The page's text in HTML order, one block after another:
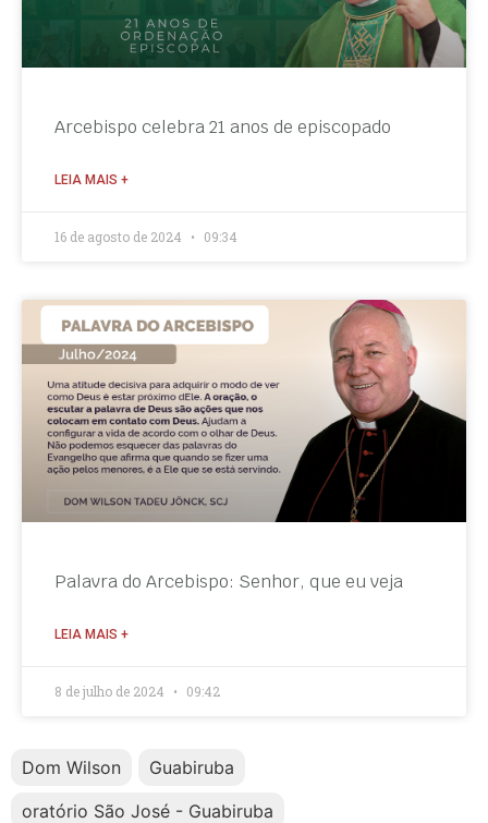
Arcebispo celebra 21 anos de episcopado
LEIA MAIS +
16 de agosto de 2024 09:34
Palavra do Arcebispo: Senhor, que eu veja
LEIA MAIS +
8 de julho de 2024 09:42
Dom Wilson
Guabiruba
oratório São José - Guabiruba